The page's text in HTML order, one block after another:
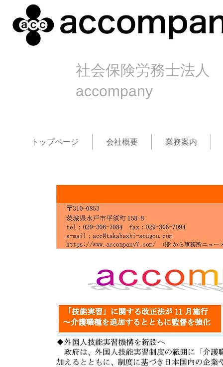
社会保険労務士法人
accompany
トップページ 会社概要 業務案内